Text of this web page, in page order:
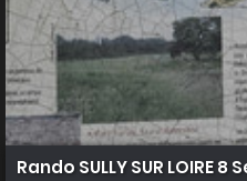
Rando SULLY SUR LOIRE